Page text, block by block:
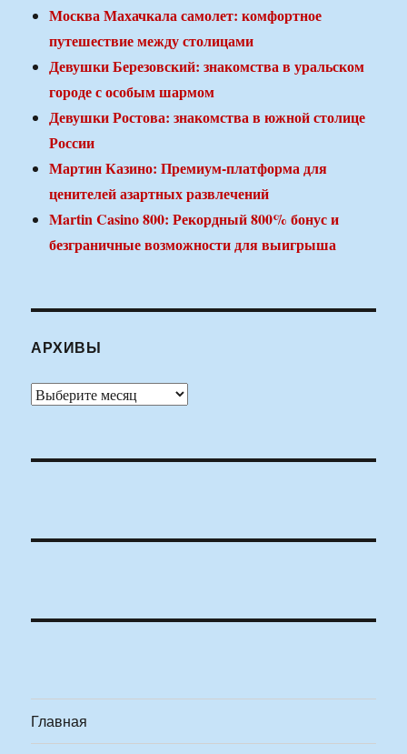
Москва Махачкала самолет: комфортное
путешествие между столицами
Девушки Березовский: знакомства в уральском
городе с особым шармом
Девушки Ростова: знакомства в южной столице
России
Мартин Казино: Премиум-платформа для
ценителей азартных развлечений
Martin Casino 800: Рекордный 800% бонус и
безграничные возможности для выигрыша
АРХИВЫ
Архивы
Главная